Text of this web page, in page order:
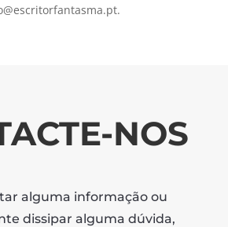
NOS
alguma informação ou
dissipar alguma dúvida,